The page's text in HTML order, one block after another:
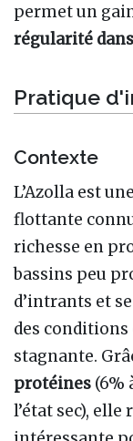
permet un
régularité dans
Pratique
Contexte
L’Azolla est
flottante
richesse en
bassins peu
d’intrants et
des conditions
stagnante.
protéines (6%
l’état sec),